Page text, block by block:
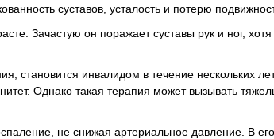
суставов, усталость и потерю
Зачастую он поражает суставы рук и ног,
становится инвалидом в течение нескольких
Однако такая терапия может вызывать
не снижая артериальное давление. В